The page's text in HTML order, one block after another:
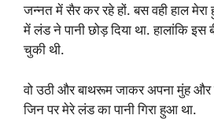
जन्नत में सैर कर रहे हों. बस वही हाल
में लंड ने पानी छोड़ दिया था. हालांकि इस
चुकी थी.
वो उठी और बाथरूम जाकर अपना मुंह
जिन पर मेरे लंड का पानी गिरा हुआ था.